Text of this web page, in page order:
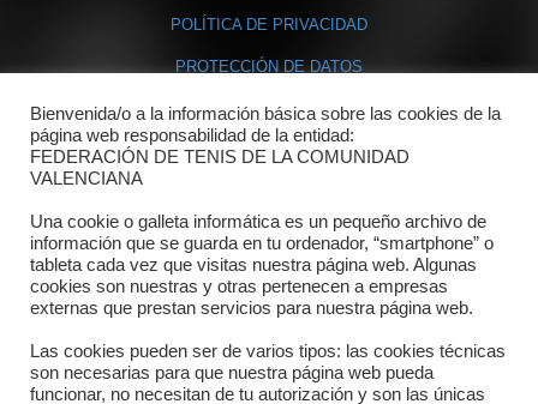
POLÍTICA DE PRIVACIDAD
PROTECCIÓN DE DATOS
POLÍTICA DE COOKIES
Dónde estamos
Directorio departamentos
Horario
Formulario de contacto
Bienvenida/o a la información básica sobre las cookies de la
página web responsabilidad de la entidad:
FEDERACIÓN DE TENIS DE LA COMUNIDAD
VALENCIANA
Una cookie o galleta informática es un pequeño archivo de
información que se guarda en tu ordenador, “smartphone” o
tableta cada vez que visitas nuestra página web. Algunas
cookies son nuestras y otras pertenecen a empresas
externas que prestan servicios para nuestra página web.
Las cookies pueden ser de varios tipos: las cookies técnicas
son necesarias para que nuestra página web pueda
funcionar, no necesitan de tu autorización y son las únicas